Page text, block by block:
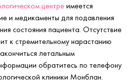
центре имеется
и медикаменты для подавления
состояния пациента. Отсутствие
к стремительному нарастанию
летальным
обратитесь по телефону
клиники Монблан.